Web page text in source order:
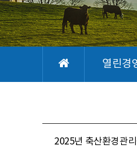
열린경
2025년 축산환경관